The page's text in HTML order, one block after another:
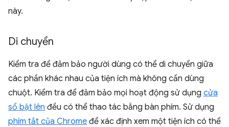
này.
Di chuyển
Kiểm tra để đảm bảo người dùng có thể di chuyển giữa
các phần khác nhau của tiện ích mà không cần dùng
chuột. Kiểm tra để đảm bảo mọi hoạt động sử dụng cửa
sổ bật lên đều có thể thao tác bằng bàn phím. Sử dụng
phím tắt của Chrome để xác định xem một tiện ích có thể